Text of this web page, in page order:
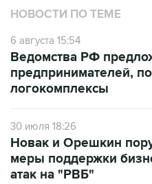
НОВОСТИ ПО ТЕМЕ
6 августа 15:54
Ведомства РФ
предпринимателей,
логокомплексы
30 июля 18:26
Новак и Орешкин
меры поддержки
атак на "РВБ"